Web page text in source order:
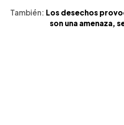
También: Los desechos
son una amenaza,